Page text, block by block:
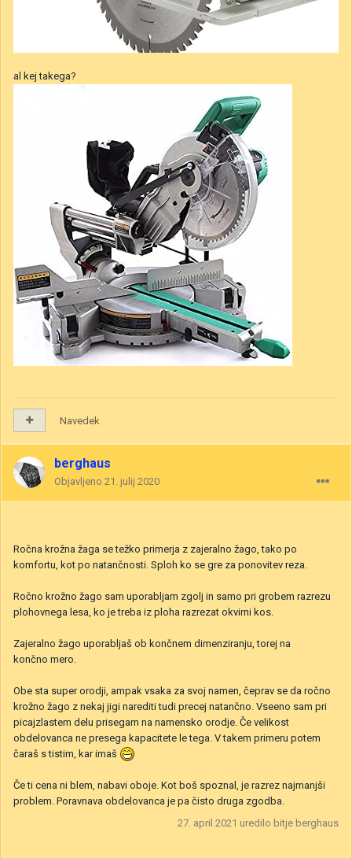
al kej takega?
Navedek
berghaus
Objavljeno 21. julij 2020
Ročna krožna žaga se težko primerja z zajeralno žago, tako po
komfortu, kot po natančnosti. Sploh ko se gre za ponovitev reza.
Ročno krožno žago sam uporabljam zgolj in samo pri grobem razrezu
plohovnega lesa, ko je treba iz ploha razrezat okvirni kos.
Zajeralno žago uporabljaš ob končnem dimenziranju, torej na
končno mero.
Obe sta super orodji, ampak vsaka za svoj namen, čeprav se da ročno
krožno žago z nekaj jigi narediti tudi precej natančno. Vseeno sam pri
picajzlastem delu prisegam na namensko orodje. Če velikost
obdelovanca ne presega kapacitete le tega. V takem primeru potem
čaraš s tistim, kar imaš
Če ti cena ni blem, nabavi oboje. Kot boš spoznal, je razrez najmanjši
problem. Poravnava obdelovanca je pa čisto druga zgodba.
27. april 2021 uredilo bitje berghaus